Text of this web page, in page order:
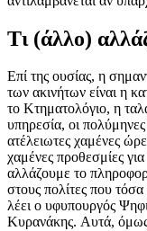
Τι (άλλο)
Επί της ουσίας, η
των ακινήτων είναι η
το Κτηματολόγιο, η
υπηρεσία, οι πολύμηνες
ατέλειωτες χαμένες
χαμένες προθεσμίες
αλλάζουμε το
στους πολίτες που τόσα
λέει ο υφυπουργός
Κυρανάκης. Aυτά,